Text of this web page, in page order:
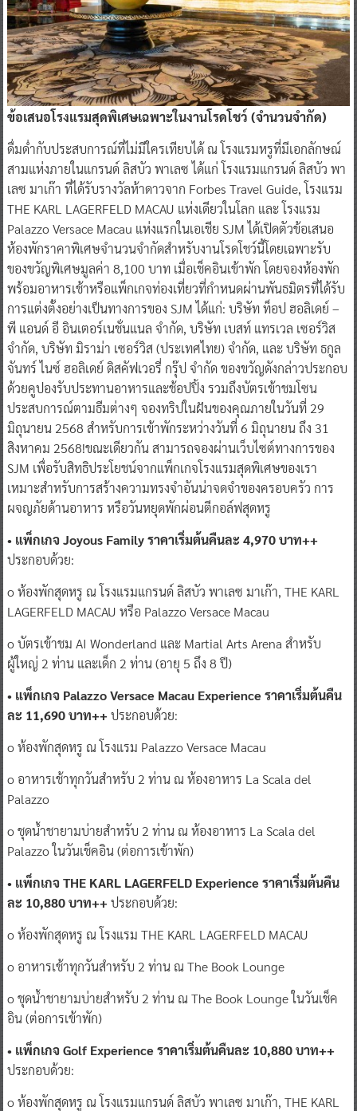
ข้อเสนอโรงแรมสุดพิเศษเฉพาะในงานโรดโชว์ (จำนวนจำกัด)
ดื่มด่ำกับประสบการณ์ที่ไม่มีใครเทียบได้ ณ โรงแรมหรูที่มีเอกลักษณ์
สามแห่งภายในแกรนด์ ลิสบัว พาเลซ ได้แก่ โรงแรมแกรนด์ ลิสบัว พา
เลซ มาเก๊า ที่ได้รับรางวัลห้าดาวจาก Forbes Travel Guide, โรงแรม
THE KARL LAGERFELD MACAU แห่งเดียวในโลก และ โรงแรม
Palazzo Versace Macau แห่งแรกในเอเชีย SJM ได้เปิดตัวข้อเสนอ
ห้องพักราคาพิเศษจำนวนจำกัดสำหรับงานโรดโชว์นี้โดยเฉพาะรับ
ของขวัญพิเศษมูลค่า 8,100 บาท เมื่อเช็คอินเข้าพัก โดยจองห้องพัก
พร้อมอาหารเช้าหรือแพ็กเกจท่องเที่ยวที่กำหนดผ่านพันธมิตรที่ได้รับ
การแต่งตั้งอย่างเป็นทางการของ SJM ได้แก่: บริษัท ท็อป ฮอลิเดย์ –
พี แอนด์ อี อินเตอร์เนชั่นแนล จำกัด, บริษัท เบสท์ แทรเวล เซอร์วิส
จำกัด, บริษัท มิราม่า เซอร์วิส (ประเทศไทย) จำกัด, และ บริษัท ธกูล
จันทร์ ไนซ์ ฮอลิเดย์ ดิสคัฟเวอรี่ กรุ๊ป จำกัด ของขวัญดังกล่าวประกอบ
ด้วยคูปองรับประทานอาหารและช้อปปิ้ง รวมถึงบัตรเข้าชมโซน
ประสบการณ์ตามธีมต่างๆ จองทริปในฝันของคุณภายในวันที่ 29
มิถุนายน 2568 สำหรับการเข้าพักระหว่างวันที่ 6 มิถุนายน ถึง 31
สิงหาคม 2568!ขณะเดียวกัน สามารถจองผ่านเว็บไซต์ทางการของ
SJM เพื่อรับสิทธิประโยชน์จากแพ็กเกจโรงแรมสุดพิเศษของเรา
เหมาะสำหรับการสร้างความทรงจำอันน่าจดจำของครอบครัว การ
ผจญภัยด้านอาหาร หรือวันหยุดพักผ่อนตีกอล์ฟสุดหรู
• แพ็กเกจ Joyous Family ราคาเริ่มต้นคืนละ 4,970 บาท++
ประกอบด้วย:
o ห้องพักสุดหรู ณ โรงแรมแกรนด์ ลิสบัว พาเลซ มาเก๊า, THE KARL
LAGERFELD MACAU หรือ Palazzo Versace Macau
o บัตรเข้าชม AI Wonderland และ Martial Arts Arena สำหรับ
ผู้ใหญ่ 2 ท่าน และเด็ก 2 ท่าน (อายุ 5 ถึง 8 ปี)
• แพ็กเกจ Palazzo Versace Macau Experience ราคาเริ่มต้นคืน
ละ 11,690 บาท++ประกอบด้วย:
o ห้องพักสุดหรู ณ โรงแรม Palazzo Versace Macau
o อาหารเช้าทุกวันสำหรับ 2 ท่าน ณ ห้องอาหาร La Scala del
Palazzo
o ชุดน้ำชายามบ่ายสำหรับ 2 ท่าน ณ ห้องอาหาร La Scala del
Palazzo ในวันเช็คอิน (ต่อการเข้าพัก)
• แพ็กเกจ THE KARL LAGERFELD Experience ราคาเริ่มต้นคืน
ละ 10,880 บาท++ประกอบด้วย:
o ห้องพักสุดหรู ณ โรงแรม THE KARL LAGERFELD MACAU
o อาหารเช้าทุกวันสำหรับ 2 ท่าน ณ The Book Lounge
o ชุดน้ำชายามบ่ายสำหรับ 2 ท่าน ณ The Book Lounge ในวันเช็ค
อิน (ต่อการเข้าพัก)
• แพ็กเกจ Golf Experience ราคาเริ่มต้นคืนละ 10,880 บาท++
ประกอบด้วย:
o ห้องพักสุดหรู ณ โรงแรมแกรนด์ ลิสบัว พาเลซ มาเก๊า, THE KARL